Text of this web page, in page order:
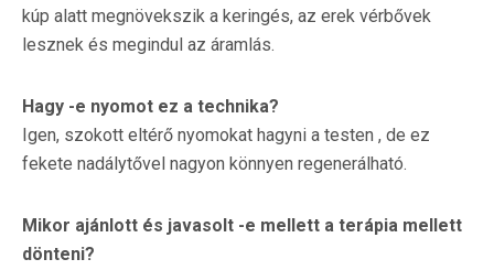
kúp alatt megnövekszik a keringés, az erek vérbővek
lesznek és megindul az áramlás.
Hagy -e nyomot ez a technika?
Igen, szokott eltérő nyomokat hagyni a testen , de ez
fekete nadálytővel nagyon könnyen regenerálható.
Mikor ajánlott és javasolt -e mellett a terápia mellett
dönteni?